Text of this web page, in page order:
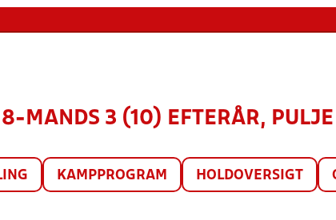
8-MANDS 3 (10) EFTERÅR,
KAMPPROGRAM HOLDOVERSIGT